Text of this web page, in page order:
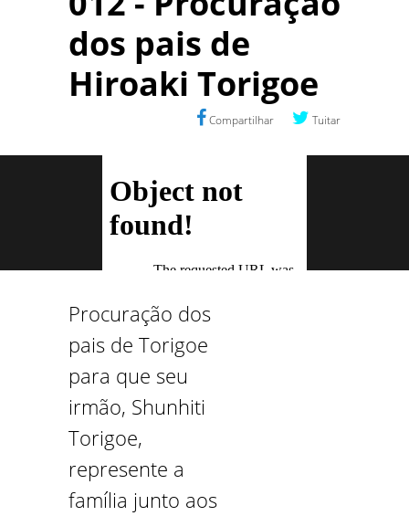
dos pais de
Hiroaki Torigoe
Compartilhar Tuitar
Procuração dos
pais de Torigoe
para que seu
irmão, Shunhiti
Torigoe,
represente a
família junto aos